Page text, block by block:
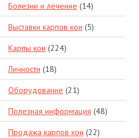
Болезни и лечение (14)
Выставки карпов кои (5)
Карпы кои (224)
Личности (18)
Оборудование (21)
Полезная информация (48)
Продажа карпов кои (22)